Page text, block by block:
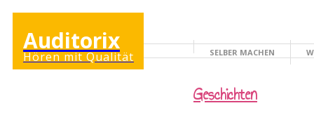
Auditorix
Hören mit Qualität KINDERSEITE
SELBER MACHEN
Geschichten